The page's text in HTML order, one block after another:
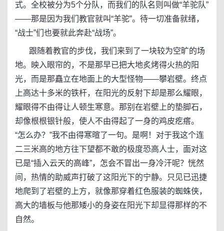
式。全校被分为5个分队，而我们的队名则叫做“羊驼队”
——那是因为我们教官就叫“羊驼”。待一切准备就绪，
“战士”们也要就此奔赴“战场”。
跟随着教官的步伐，我们来到了一块较为空旷的场
地。映入眼帘的，不是那早已把大地炙烤得火热的阳
光，而是那矗立在地面上的大型怪物——攀岩壁。终点
上高达十多米的铁杆，在阳光的反射下却是那么耀眼，
耀眼得不由得让人顿生寒意。那别在岩壁上的垫脚石，
却像根根银针般，使人不由得起了一身的鸡皮疙瘩。
“怎么办？”我不由得寒暄了一句。是啊！对于我这个连
二三米高的地方往下望都不敢的极度恐高人士，面对这
已是“插入云天的高峰”，怎会不冒出一身冷汗呢？恍然
间，热情的助威声打破了这阳光下的宁静。只见已迅捷
地爬到了岩壁的上方，就像那穿着红色服装的蜘蛛侠，
高大的墙板与他那矮小的身姿在阳光下却显得那样的不
自然。